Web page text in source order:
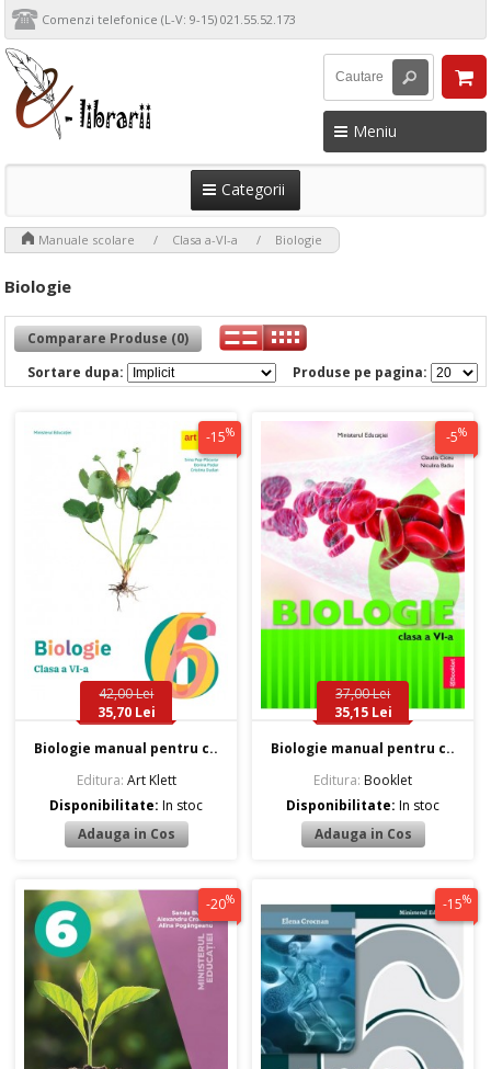
Comenzi telefonice (L-V: 9-15) 021.55.52.173
Meniu
Categorii
Manuale scolare Clasa a-VI-a Biologie
Biologie
Comparare Produse (0)
Produse pe pagina:
Sortare dupa:
-15%
42,00 Lei
35,70 Lei
Biologie manual pentru c..
Editura: Art Klett
Disponibilitate:In stoc
-5%
37,00 Lei
35,15 Lei
Biologie manual pentru c..
Editura: Booklet
Disponibilitate:In stoc
-20% -15%